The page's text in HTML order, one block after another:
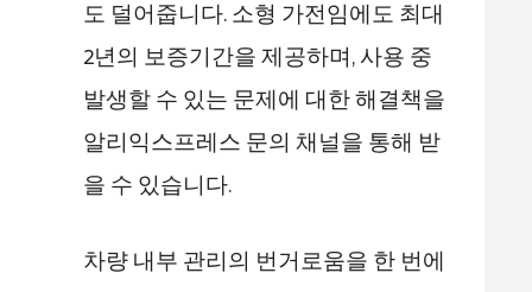
도 덜어줍니다. 소형 가전임에도 최대
2년의 보증기간을 제공하며, 사용 중
발생할 수 있는 문제에 대한 해결책을
알리익스프레스 문의 채널을 통해 받
을 수 있습니다.
차량 내부 관리의 번거로움을 한 번에